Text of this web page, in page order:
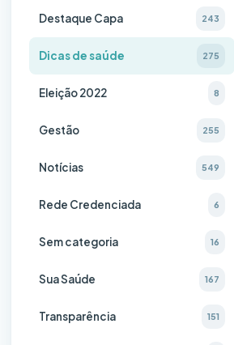
Destaque Capa 243
Dicas de saúde 275
Eleição 2022 8
Gestão 255
Notícias 549
Rede Credenciada 6
Sem categoria 16
Sua Saúde 167
Transparência 151